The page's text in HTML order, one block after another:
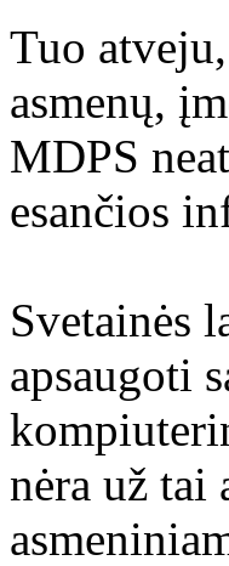
Tuo
asmenų,
MDPS
esančios
Svetainės
apsaugoti
nėra už tai